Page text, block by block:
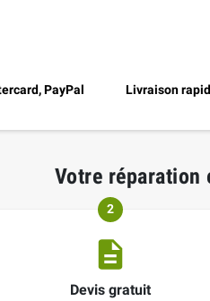
PayPal Livraison
Votre réparation
2
Devis gratuit